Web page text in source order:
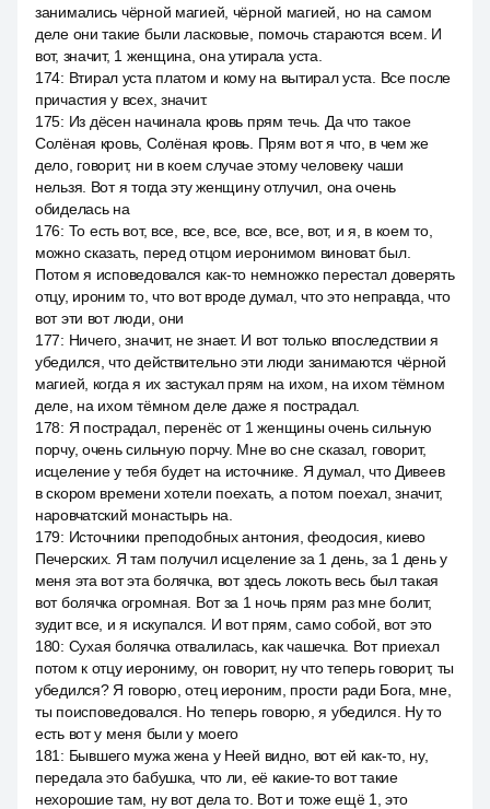
занимались чёрной магией, чёрной магией, но на самом
деле они такие были ласковые, помочь стараются всем. И
вот, значит, 1 женщина, она утирала уста.
174: Втирал уста платом и кому на вытирал уста. Все после
причастия у всех, значит.
175: Из дёсен начинала кровь прям течь. Да что такое
Солёная кровь, Солёная кровь. Прям вот я что, в чем же
дело, говорит, ни в коем случае этому человеку чаши
нельзя. Вот я тогда эту женщину отлучил, она очень
обиделась на
176: То есть вот, все, все, все, все, все, вот, и я, в коем то,
можно сказать, перед отцом иеронимом виноват был.
Потом я исповедовался как-то немножко перестал доверять
отцу, ироним то, что вот вроде думал, что это неправда, что
вот эти вот люди, они
177: Ничего, значит, не знает. И вот только впоследствии я
убедился, что действительно эти люди занимаются чёрной
магией, когда я их застукал прям на ихом, на ихом тёмном
деле, на ихом тёмном деле даже я пострадал.
178: Я пострадал, перенёс от 1 женщины очень сильную
порчу, очень сильную порчу. Мне во сне сказал, говорит,
исцеление у тебя будет на источнике. Я думал, что Дивеев
в скором времени хотели поехать, а потом поехал, значит,
наровчатский монастырь на.
179: Источники преподобных антония, феодосия, киево
Печерских. Я там получил исцеление за 1 день, за 1 день у
меня эта вот эта болячка, вот здесь локоть весь был такая
вот болячка огромная. Вот за 1 ночь прям раз мне болит,
зудит все, и я искупался. И вот прям, само собой, вот это
180: Сухая болячка отвалилась, как чашечка. Вот приехал
потом к отцу иерониму, он говорит, ну что теперь говорит, ты
убедился? Я говорю, отец иероним, прости ради Бога, мне,
ты поисповедовался. Но теперь говорю, я убедился. Ну то
есть вот у меня были у моего
181 : Бывшего мужа жена у Неей видно, вот ей как-то, ну,
передала это бабушка, что ли, её какие-то вот такие
нехорошие там, ну вот дела то. Вот и тоже ещё 1, это